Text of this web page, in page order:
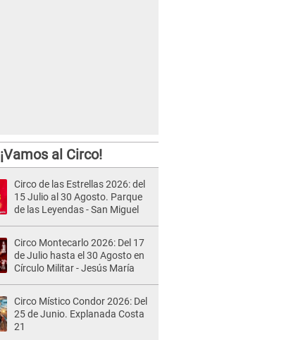
¡Vamos al Circo!
Circo de las Estrellas 2026: del
15 Julio al 30 Agosto. Parque
de las Leyendas - San Miguel
Circo Montecarlo 2026: Del 17
de Julio hasta el 30 Agosto en
Círculo Militar - Jesús María
Circo Místico Condor 2026: Del
25 de Junio. Explanada Costa
21